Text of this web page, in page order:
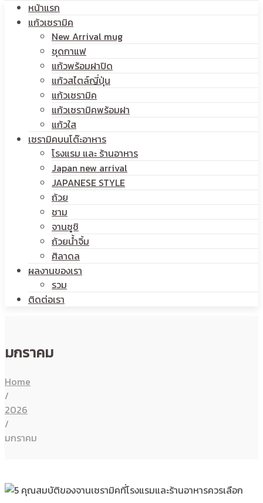
หน้าแรก
แก้วเซรามิค
New Arrival mug
ชุดกาแฟ
แก้วพร้อมฝาปิด
แก้วสไตล์ญี่ปุ่น
แก้วเซรามิค
แก้วเซรามิคพร้อมฝา
แก้วใส
เซรามิคบนโต๊ะอาหาร
โรงแรม และ ร้านอาหาร
Japan new arrival
JAPANESE STYLE
ถ้วย
ชาม
จานซูชิ
ถ้วยน้ำจิ้ม
ศิลาดล
ผลงานของเรา
รวม
ติดต่อเรา
มกราคม
Home
/
2026
/
มกราคม